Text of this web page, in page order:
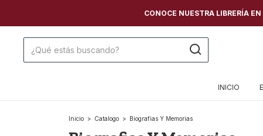
CONOCE NUESTRA LIBRERÍA
INICIO
Inicio > Catalogo > Biografias Y Memorias